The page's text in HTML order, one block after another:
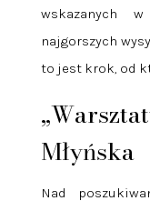
wskazanych
najgorszych
to jest krok, od
Młyńska
Nad